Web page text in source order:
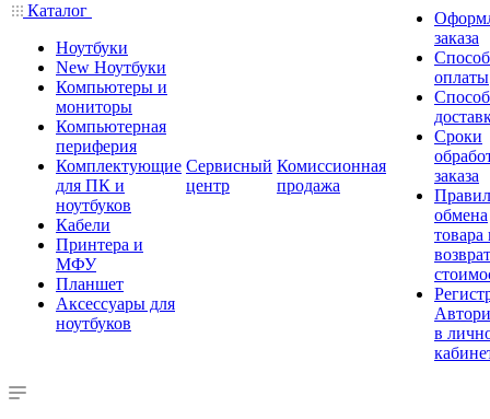
Каталог
Ноутбуки
New Ноутбуки
Компьютеры и
мониторы
Компьютерная
периферия
Комплектующие
для ПК и
ноутбуков
Кабели
Принтера и
МФУ
Планшет
Аксессуары для
ноутбуков
Сервисный
центр
Комиссионная
продажа
заказа
оплаты
Сроки
заказа
обмена
товара
в